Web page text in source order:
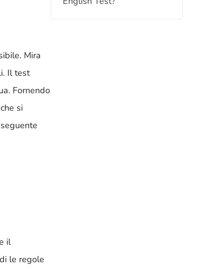
Mira
Il test
Fornendo
si
il
le regole